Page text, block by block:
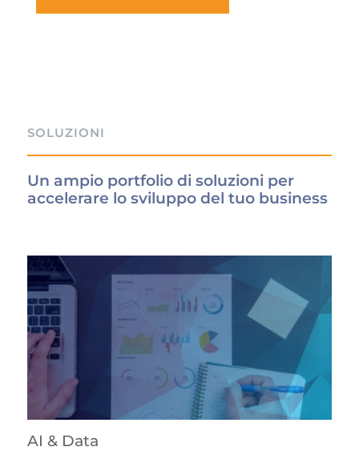
SOLUZIONI
Un ampio portfolio disoluzioni per
accelerare lo sviluppo del tuo business
AI & Data